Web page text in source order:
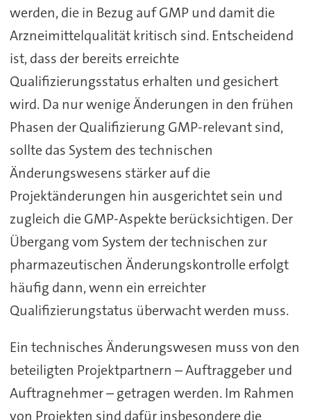
werden, die in Bezug auf GMP und damit die
Arzneimittelqualität kritisch sind. Entscheidend
ist, dass der bereits erreichte
Qualifizierungsstatus erhalten und gesichert
wird. Da nur wenige Änderungen in den frühen
Phasen der Qualifizierung GMP-relevant sind,
sollte das System des technischen
Änderungswesens stärker auf die
Projektänderungen hin ausgerichtet sein und
zugleich die GMP-Aspekte berücksichtigen. Der
Übergang vom System der technischen zur
pharmazeutischen Änderungskontrolle erfolgt
häufig dann, wenn ein erreichter
Qualifizierungstatus überwacht werden muss.
Ein technisches Änderungswesen muss von den
beteiligten Projektpartnern – Auftraggeber und
Auftragnehmer – getragen werden. Im Rahmen
von Projekten sind dafür insbesondere die